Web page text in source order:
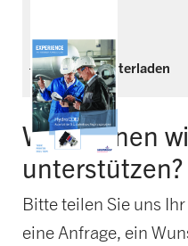
Jetzt herunterladen
Wie können
unterstützen?
Bitte teilen Sie uns
eine Anfrage, ein